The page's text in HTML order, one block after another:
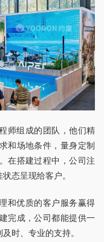
师组成的团队，他们精
和场地条件，量身定制
在搭建过程中，公司注
态呈现给客户。
和优质的客户服务赢得
完成，公司都能提供一
时、专业的支持。